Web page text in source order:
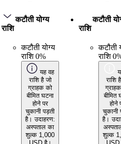
कटौती योग्य
राशि
कटौती योग्य
राशि 0%
यह वह
राशि है जो
ग्राहक को
बीमित घटना
होने पर
चुकानी पड़ती
है। उदाहरण:
अस्पताल का
शुल्क 1,000
कटौती
राशि
कटौती
राशि
राशि
बीमित
होने
चुकानी
है।
शुल्क